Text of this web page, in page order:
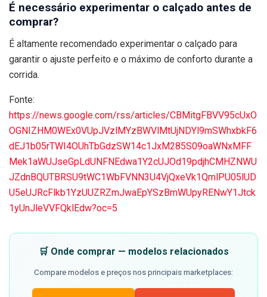
É necessário experimentar o calçado antes de
comprar?
É altamente recomendado experimentar o calçado para
garantir o ajuste perfeito e o máximo de conforto durante a
corrida.
Fonte:
https://news.google.com/rss/articles/CBMitgFBVV95cUxO
OGNIZHM0WEx0VUpJVzlMYzBWVlMtUjNDYl9mSWhxbkF6
dEJ1b05rTWI4OUhTbGdzSW14c1JxM285S09oaWNxMFF
Mek1aWUJseGpLdUNFNEdwa1Y2cUJOd19pdjhCMHZNWU
JZdnBQUTBRSU9tWC1WbFVNN3U4VjQxeVk1QmlPU05lUD
U5eUJRcFlkb1YzUUZRZmJwaEpYSzBmWUpyRENwY1Jtck
1yUnJleVVFQklEdw?oc=5
🛒 Onde comprar — modelos relacionados
Compare modelos e preços nos principais marketplaces: